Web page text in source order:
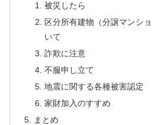
被災したら
区分所有建物（分譲マンシ
いて
詐欺に注意
不服申し立て
地震に関する各種被害認定
家財加入のすすめ
まとめ